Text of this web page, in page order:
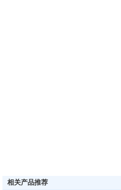
相关产品推荐